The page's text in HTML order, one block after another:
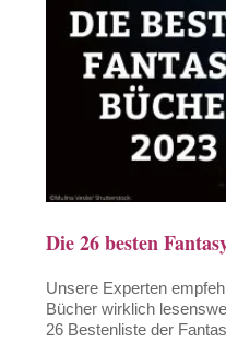
Die 26 besten
Unsere Experten
Bücher wirklich
26 Bestenliste der